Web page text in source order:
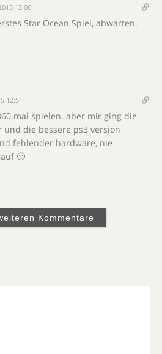
13:06
Star Ocean Spiel, abwarten.
12:51
mal spielen. aber mir ging die
und die bessere ps3 version
fehlender hardware, nie
🙂
Kommentare